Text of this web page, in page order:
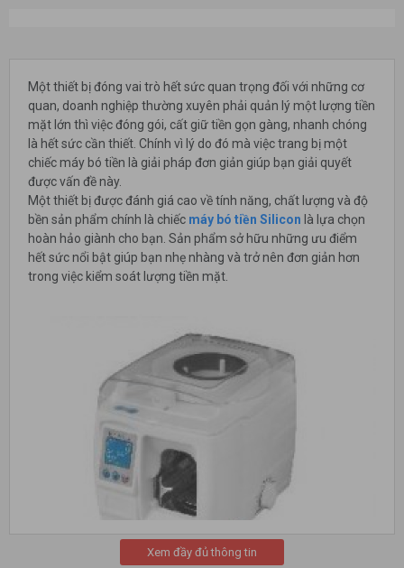
Một thiết bị đóng vai trò hết sức quan trọng đối với những cơ
quan, doanh nghiệp thường xuyên phải quản lý một lượng tiền
mặt lớn thì việc đóng gói, cất giữ tiền gọn gàng, nhanh chóng
là hết sức cần thiết. Chính vì lý do đó mà việc trang bị một
chiếc máy bó tiền là giải pháp đơn giản giúp bạn giải quyết
được vấn đề này.
Một thiết bị được đánh giá cao về tính năng, chất lượng và độ
bền sản phẩm chính là chiếc máy bó tiền Silicon là lựa chọn
hoàn hảo giành cho bạn. Sản phẩm sở hữu những ưu điểm
hết sức nổi bật giúp bạn nhẹ nhàng và trở nên đơn giản hơn
trong việc kiểm soát lượng tiền mặt.
Xem đầy đủ thông tin